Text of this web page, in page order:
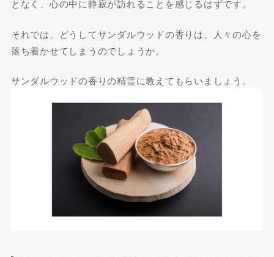
となく、心の中に静寂が訪れることを感じるはずです。
それでは、どうしてサンダルウッドの香りは、人々の心を
落ち着かせてしまうのでしょうか。
サンダルウッドの香りの精霊に教えてもらいましょう。